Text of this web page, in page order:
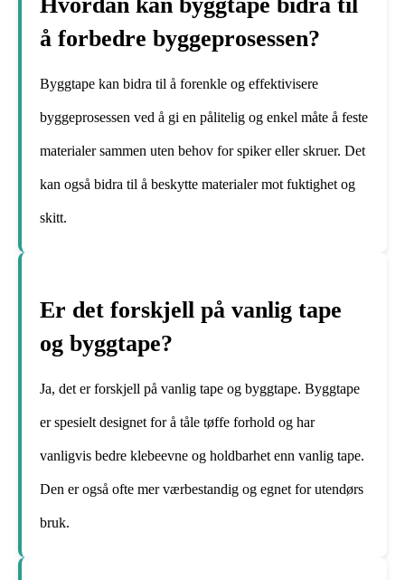
å forbedre byggeprosessen?
Byggtape kan bidra til å forenkle og effektivisere
byggeprosessen ved å gi en pålitelig og enkel måte å feste
materialer sammen uten behov for spiker eller skruer. Det
kan også bidra til å beskytte materialer mot fuktighet og
skitt.
Er det forskjell på vanlig tape
og byggtape?
Ja, det er forskjell på vanlig tape og byggtape. Byggtape
er spesielt designet for å tåle tøffe forhold og har
vanligvis bedre klebeevne og holdbarhet enn vanlig tape.
Den er også ofte mer værbestandig og egnet for utendørs
bruk.